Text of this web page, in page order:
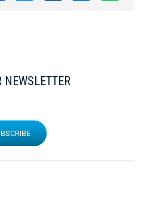
NEWSLETTER